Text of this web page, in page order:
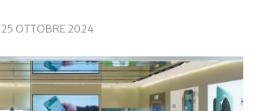
25 OTTOBRE 2024